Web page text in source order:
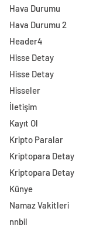
Hava Durumu
Hava Durumu 2
Header4
Hisse Detay
Hisse Detay
Hisseler
İletişim
Kayıt Ol
Kripto Paralar
Kriptopara Detay
Kriptopara Detay
Künye
Namaz Vakitleri
nnbil